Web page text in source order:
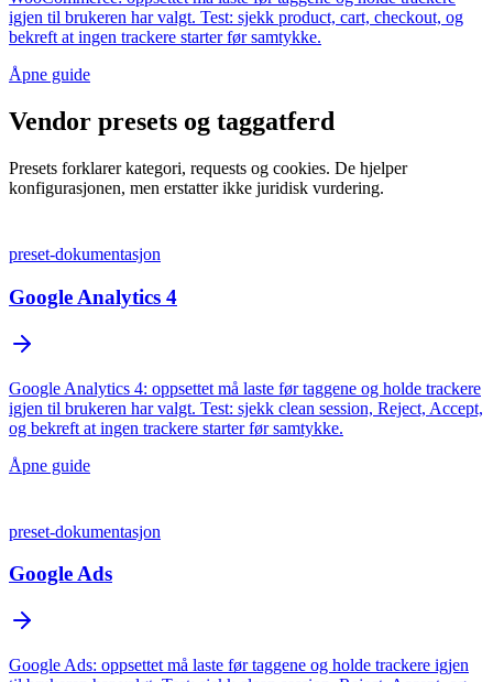
igjen til brukeren har valgt. Test: sjekk product, cart, checkout, og
bekreft at ingen trackere starter før samtykke.
Åpne guide
Vendor presets og taggatferd
Presets forklarer kategori, requests og cookies. De hjelper
konfigurasjonen, men erstatter ikke juridisk vurdering.
preset-dokumentasjon
Google Analytics 4
Google Analytics 4: oppsettet må laste før taggene og holde trackere
igjen til brukeren har valgt. Test: sjekk clean session, Reject, Accept,
og bekreft at ingen trackere starter før samtykke.
Åpne guide
preset-dokumentasjon
Google Ads
Google Ads: oppsettet må laste før taggene og holde trackere igjen